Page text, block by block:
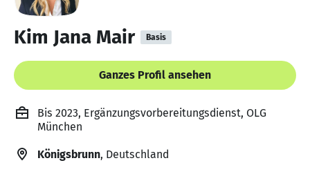
Kim Jana Mair Basis
Ganzes Profil ansehen
Bis 2023, Ergänzungsvorbereitungsdienst, OLG
München
Königsbrunn, Deutschland